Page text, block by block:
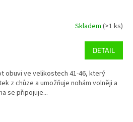
Skladem (>1 ks)
DETAIL
obuvi ve velikostech 41-46, který
z chůze a umožňuje nohám volněji a
se připojuje...